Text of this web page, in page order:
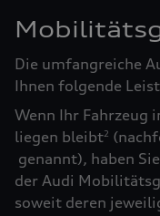
Die umfangreiche
Ihnen folgende
Wenn Ihr Fahrzeug
liegen bleibt2
genannt), haben
der Audi
soweit deren